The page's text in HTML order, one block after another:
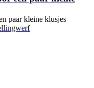
paar kleine klusjes